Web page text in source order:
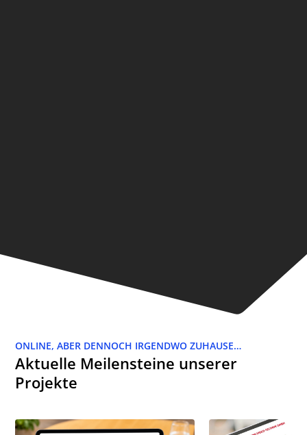
ONLINE, ABER DENNOCH IRGENDWO ZUHAUSE…
Aktuelle Meilensteine unserer
Projekte